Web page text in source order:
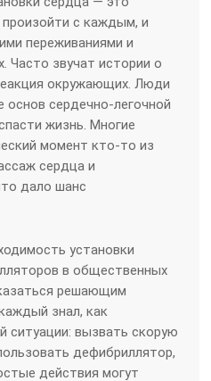
с каждым, и
переживаниями и
Часто звучат истории о
окружающих. Люди
основ сердечно-легочной
жизнь. Многие
момент кто-то из
сердца и
дало шанс
установки
в общественных
решающим
знал, как
ситуации: вызвать скорую
дефибриллятор,
действия могут